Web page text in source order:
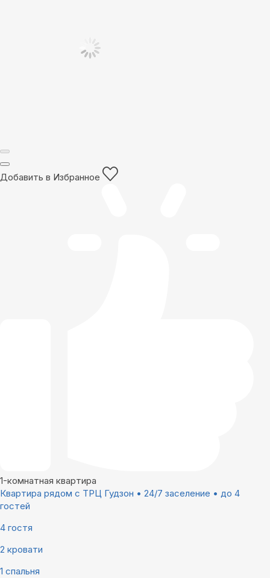
Добавить в Избранное
1-комнатная квартира
Квартира рядом с ТРЦ Гудзон • 24/7 заселение • до 4
гостей
4 гостя
2 кровати
1 спальня